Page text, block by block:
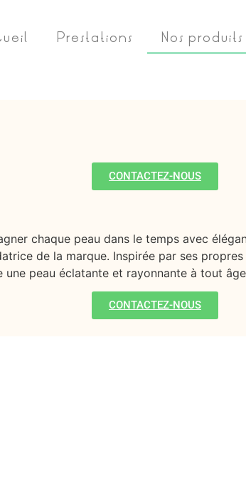
Prestations Nos produits
CONTACTEZ-NOUS
chaque peau dans le temps avec
de la marque. Inspirée par ses
peau éclatante et rayonnante à tout
CONTACTEZ-NOUS